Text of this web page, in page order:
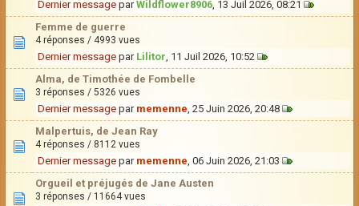
Dernier message parWildflower8906, 13 Juil 2026, 08:21
Femme de guerre
4 réponses / 4993 vues
Dernier message par Lilitor, 11 Juil 2026, 10:52
Alma, de Timothée de Fombelle
3 réponses / 5326 vues
Dernier message par memenne, 25 Juin 2026, 20:48
Malpertuis, de Jean Ray
4 réponses / 8112 vues
Dernier message par memenne, 06 Juin 2026, 21:03
Orgueil et préjugés de Jane Austen
3 réponses / 11664 vues